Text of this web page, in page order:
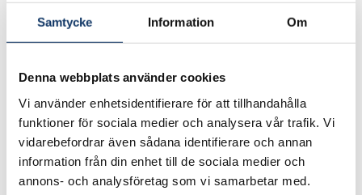
Samtycke Information Om
Denna webbplats använder cookies
Vi använder enhetsidentifierare för att tillhandahålla
funktioner för sociala medier och analysera vår trafik. Vi
vidarebefordrar även sådana identifierare och annan
information från din enhet till de sociala medier och
annons- och analysföretag som vi samarbetar med.
Särskilt nyttiga var åren som produktionschef,
först på Volvo Komponenter i Skövde, sedan för
monteringsfabriken i Torslanda som då var
Sveriges största industriella arbetsplats. Hon
anser att alla med ledarskapsambitioner någon
gång borde jobba som chef i produktion.
– Man blir enormt skolad i att ta beslut. Och ofta